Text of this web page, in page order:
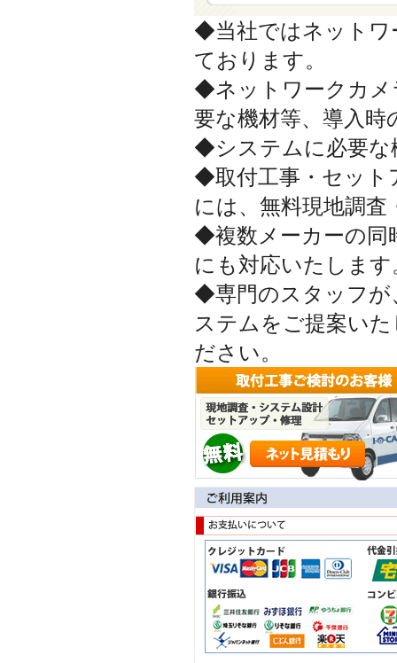
◆当社ではネットワ
ております。
◆ネットワークカメ
要な機材等、導入
◆システムに必要な
◆取付工事・セット
には、無料現地調
◆複数メーカーの同
にも対応いたします
◆専門のスタッフが
ステムをご提案い
ださい。